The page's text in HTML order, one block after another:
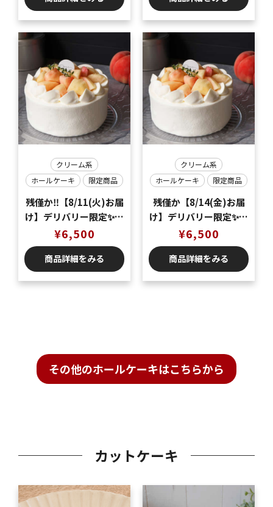
クリーム系
ホールケーキ
限定商品
残僅か‼️【8/11(火)お届
け】デリバリー限定✨夏
の味覚🍑桃のショート
ケーキ5号（5〜6名様
分）
¥6,500
商品詳細をみる
クリーム系
ホールケーキ
限定商品
残僅か【8/14(金)お届
け】デリバリー限定✨夏
の味覚🍑桃のショート
ケーキ5号（5〜6名様
分）
¥6,500
商品詳細をみる
その他のホールケーキはこちらから
カットケーキ